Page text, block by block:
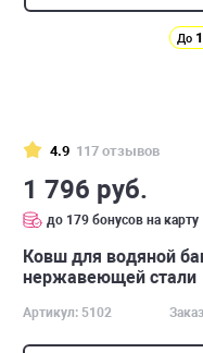
До
4.9 117 отзывов
1 796 руб.
до 179 бонусов на карту
Ковш для водяной
нержавеющей стали
Артикул: 5102